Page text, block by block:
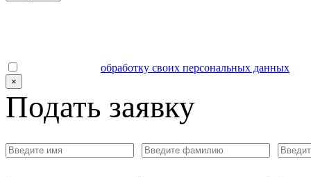
обработку своих персональных данных
×
Подать заявку